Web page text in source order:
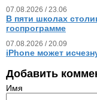
07.08.2026 / 23.06
В пяти школах
госпрограмме
07.08.2026 / 20.09
iPhone может
Добавить
Имя